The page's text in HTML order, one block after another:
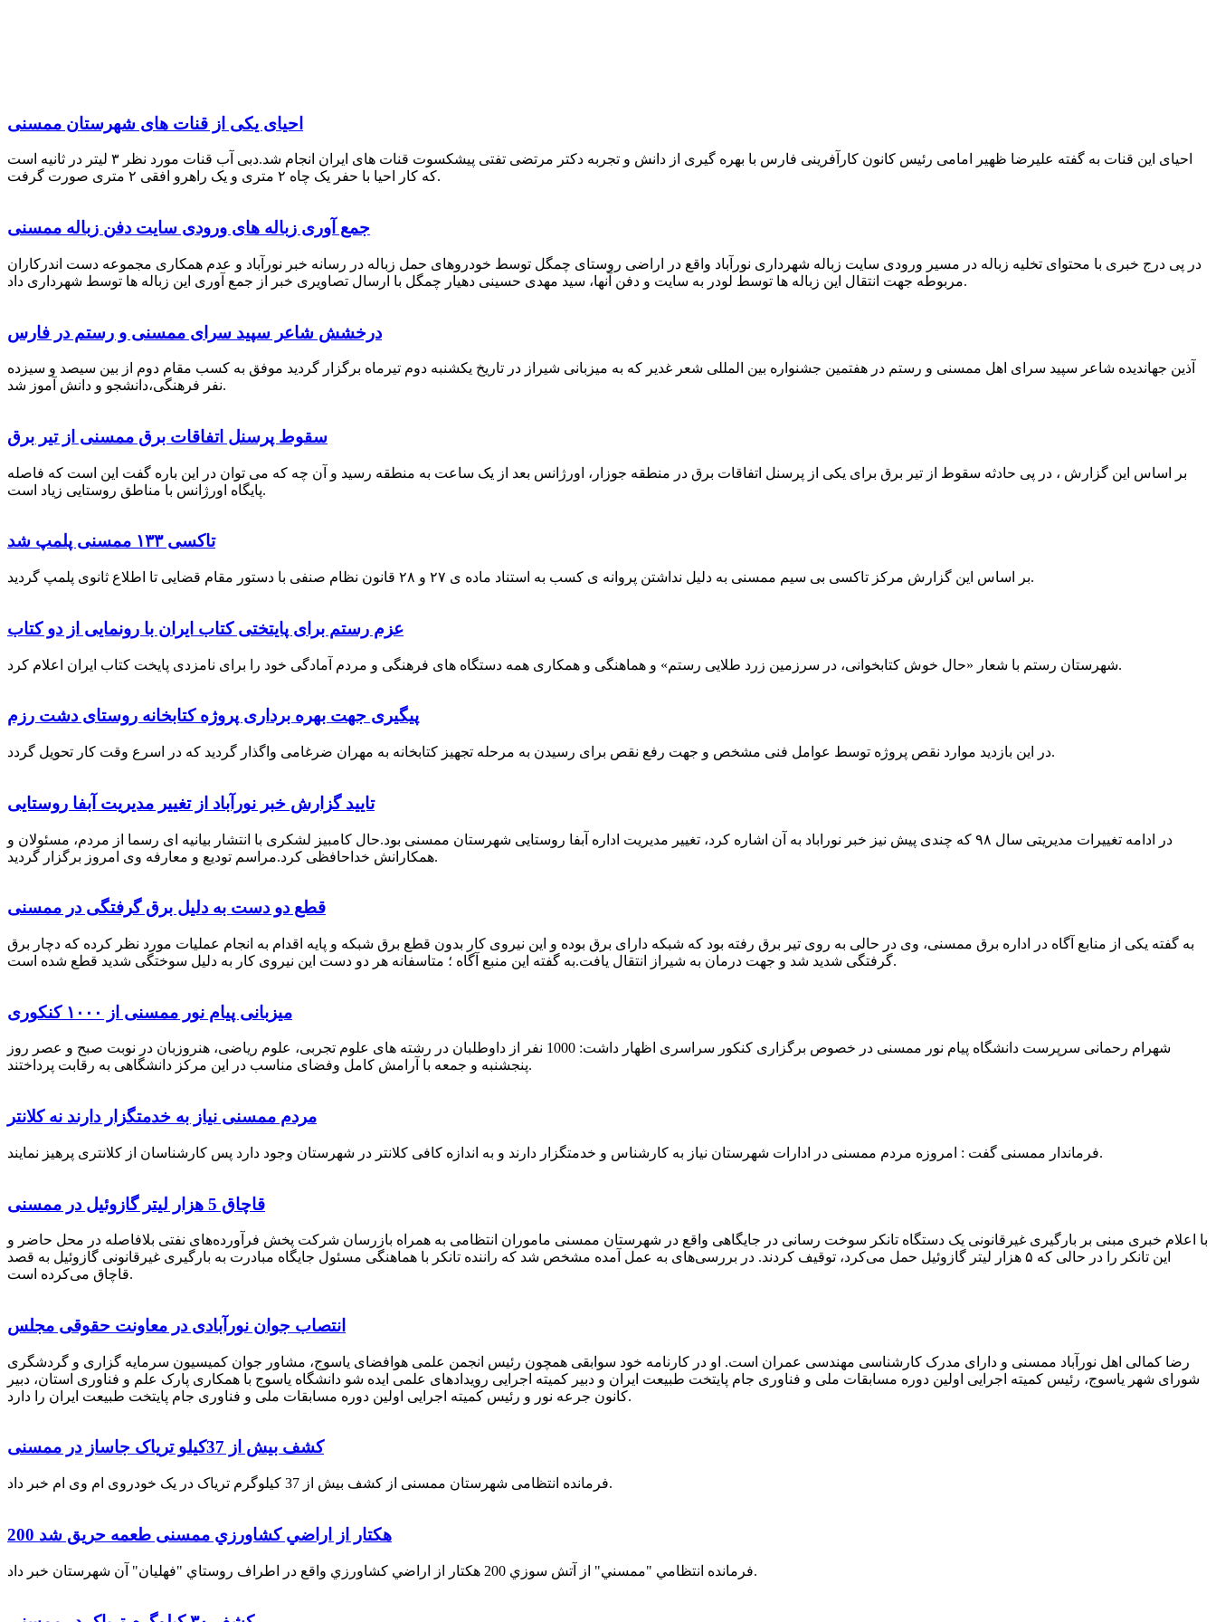
احیای یکی از قنات های شهرستان ممسنی
احیای این قنات به گفته علیرضا ظهیر امامی رئیس کانون کارآفرینی فارس با بهره گیری از دانش و تجربه دکتر مرتضی تفتی پیشکسوت قنات های ایران انجام شد.دبی آب قنات مورد نظر ۳ لیتر در ثانیه است
که کار احیا با حفر یک چاه ۲ متری و یک راهرو افقی ۲ متری صورت گرفت.
جمع آوری زباله های ورودی سایت دفن زباله ممسنی
در پی درج خبری با محتوای تخلیه زباله در مسیر ورودی سایت زباله شهرداری نورآباد واقع در اراضی روستای چمگل توسط خودروهای حمل زباله در رسانه خبر نورآباد و عدم همکاری مجموعه دست اندرکاران
مربوطه جهت انتقال این زباله ها توسط لودر به سایت و دفن آنها، سید مهدی حسینی دهیار چمگل با ارسال تصاویری خبر از جمع آوری این زباله ها توسط شهرداری داد.
درخشش شاعر سپید سرای ممسنی و رستم در فارس
آذین جهاندیده شاعر سپید سرای اهل ممسنی و رستم در هفتمین جشنواره بین المللی شعر غدیر که به میزبانی شیراز در تاریخ یکشنبه دوم تیرماه برگزار گردید موفق به کسب مقام دوم از بین سیصد و سیزده
نفر فرهنگی،دانشجو و دانش آموز شد.
سقوط پرسنل اتفاقات برق ممسنی از تیر برق
بر اساس این گزارش ، در پی حادثه سقوط از تیر برق برای یکی از پرسنل اتفاقات برق در منطقه جوزار، اورژانس بعد از یک ساعت به منطقه رسید و آن چه که می توان در این باره گفت این است که فاصله
پایگاه اورژانس با مناطق روستایی زیاد است.
تاکسی ۱۳۳ ممسنی پلمپ شد
بر اساس این گزارش مرکز تاکسی بی سیم ممسنی به دلیل نداشتن پروانه ی کسب به استناد ماده ی ۲۷ و ۲۸ قانون نظام صنفی با دستور مقام قضایی تا اطلاع ثانوی پلمپ گردید.
عزم رستم برای پایتختی کتاب ایران با رونمایی از دو کتاب
شهرستان رستم با شعار «حال خوش کتابخوانی، در سرزمین زرد طلایی رستم» و هماهنگی و همکاری همه دستگاه های فرهنگی و مردم آمادگی خود را برای نامزدی پایخت کتاب ایران اعلام کرد.
پیگیری جهت بهره برداری پروژه کتابخانه روستای دشت رزم
در این بازدید موارد نقص پروژه توسط عوامل فنی مشخص و جهت رفع نقص برای رسیدن به مرحله تجهیز کتابخانه به مهران ضرغامی واگذار گردید که در اسرع وقت کار تحویل گردد.
تایید گزارش خبر نورآباد از تغییر مدیریت آبفا روستایی
در ادامه تغییرات مدیریتی سال ۹۸ که چندی پیش نیز خبر نوراباد به آن اشاره کرد، تغییر مدیریت اداره آبفا روستایی شهرستان ممسنی بود.حال کامبیز لشکری با انتشار بیانیه ای رسما از مردم، مسئولان و
همکارانش خداحافظی کرد.مراسم تودیع و معارفه وی امروز برگزار گردید.
قطع دو دست به دلیل برق گرفتگی در ممسنی
به گفته یکی از منابع آگاه در اداره برق ممسنی، وی در حالی به روی تیر برق رفته بود که شبکه دارای برق بوده و این نیروی کار بدون قطع برق شبکه و پایه اقدام به انجام عملیات مورد نظر کرده که دچار برق
گرفتگی شدید شد و جهت درمان به شیراز انتقال یافت.به گفته این منبع آگاه ؛ متاسفانه هر دو دست این نیروی کار به دلیل سوختگی شدید قطع شده است.
میزبانی پیام نور ممسنی از ۱۰۰۰ کنکوری
شهرام رحمانی سرپرست دانشگاه پیام نور ممسنی در خصوص برگزاری کنکور سراسری اظهار داشت: 1000 نفر از داوطلبان در رشته های علوم تجربی، علوم ریاضی، هنروزبان در نوبت صبح و عصر روز
پنجشنبه و جمعه با آرامش کامل وفضای مناسب در این مرکز دانشگاهی به رقابت پرداختند.
مردم ممسنی نیاز به خدمتگزار دارند نه کلانتر
فرماندار ممسنی گفت : امروزه مردم ممسنی در ادارات شهرستان نیاز به کارشناس و خدمتگزار دارند و به اندازه کافی کلانتر در شهرستان وجود دارد پس کارشناسان از کلانتری پرهیز نمایند.
قاچاق 5 هزار لیتر گازوئیل در ممسنی
با اعلام خبری مبنی بر بارگیری غیرقانونی یک دستگاه تانکر سوخت رسانی در جایگاهی واقع در شهرستان ممسنی ماموران انتظامی به همراه بازرسان شرکت پخش فرآورده‌های نفتی بلافاصله در محل حاضر و
این تانکر را در حالی که ۵ هزار لیتر گازوئیل حمل می‌کرد، توقیف کردند. در بررسی‌های به عمل آمده مشخص شد که راننده تانکر با هماهنگی مسئول جایگاه مبادرت به بارگیری غیرقانونی گازوئیل به قصد
قاچاق می‌کرده است.
انتصاب جوان نورآبادی در معاونت حقوقی مجلس
رضا کمالی اهل نورآباد ممسنی و دارای مدرک کارشناسی مهندسی عمران است. او در کارنامه خود سوابقی همچون رئیس انجمن علمی هوافضای یاسوج، مشاور جوان کمیسیون سرمایه گزاری و گردشگری
شورای شهر یاسوج، رئیس کمیته اجرایی اولین دوره مسابقات ملی و فناوری جام پایتخت طبیعت ایران و دبیر کمیته اجرایی رویدادهای علمی ایده شو دانشگاه یاسوج با همکاری پارک علم و فناوری استان، دبیر
کانون جرعه نور و رئیس کمیته اجرایی اولین دوره مسابقات ملی و فناوری جام پایتخت طبیعت ایران را دارد.
کشف بیش از 37کیلو تریاک جاساز در ممسنی
فرمانده انتظامی شهرستان ممسنی از کشف بیش از 37 کیلوگرم تریاک در یک خودروی ام وی ام خبر داد.
200 هكتار از اراضي كشاورزي ممسنی طعمه حریق شد
فرمانده انتظامي "ممسني" از آتش سوزي 200 هكتار از اراضي كشاورزي واقع در اطراف روستاي "فهلیان" آن شهرستان خبر داد.